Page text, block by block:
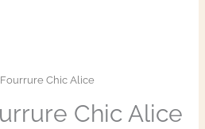
Chic Alice
Chic Alice